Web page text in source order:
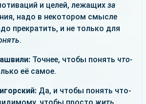
и целей, лежащих за
надо в некотором смысле
прекратить, и не только для
.
Точнее, чтобы понять что-
её самое.
Да, и чтобы понять что-